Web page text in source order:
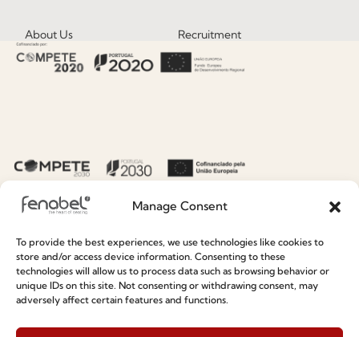
Manage Consent
To provide the best experiences, we use technologies like cookies to
store and/or access device information. Consenting to these
technologies will allow us to process data such as browsing behavior or
unique IDs on this site. Not consenting or withdrawing consent, may
adversely affect certain features and functions.
About Us
History
Recruitment
Catalogues
Social Responsability
Quality and Environment
Policy
Information
Special Care and Maintenance